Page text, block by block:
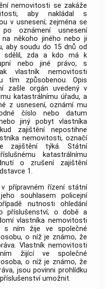
nemovitosti se zakáže
aby nakládal s
v usnesení; zejména se
oznámení usnesení
někoho jiného nebo ji
aby soudu do 15 dnů od
sdělil, zda a kdo má k
nebo jiné právo, s
vlastník nemovitosti
tím způsobenou. Opis
zašle orgán uvedený v
katastrálnímu úřadu, a
z usnesení, oznámí mu
číslo nebo datum
jiný pobyt vlastníka
zajištění nepostihne
nemovitosti, označí
zajištění týká. Státní
katastrálnímu
o zrušení zajištění
1.
přípravném řízení státní
souhlasem policejní
nutnosti ohledání
příslušenství; o době a
vlastníka nemovitosti
s ním žije ve společné
o níž je známo, že
Vlastník nemovitosti
žijící ve společné
o níž je známo, že
jsou povinni prohlídku
umožnit.